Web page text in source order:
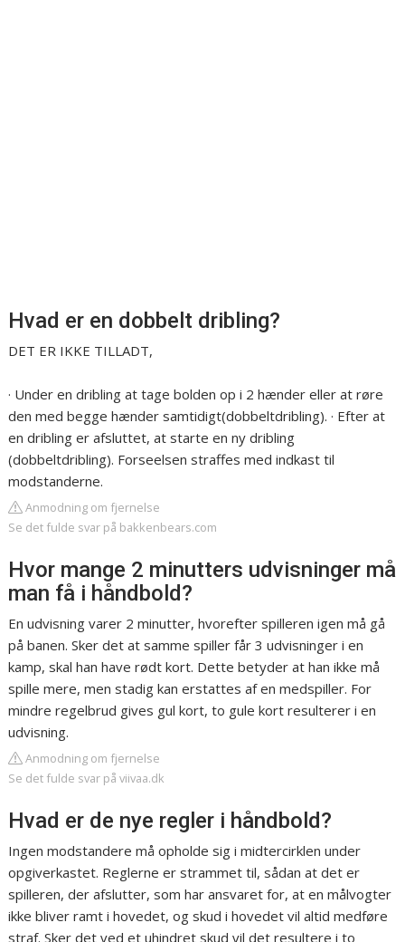
Hvad er en dobbelt dribling?
DET ER IKKE TILLADT,
· Under en dribling at tage bolden op i 2 hænder eller at røre
den med begge hænder samtidigt(dobbeltdribling). · Efter at
en dribling er afsluttet, at starte en ny dribling
(dobbeltdribling). Forseelsen straffes med indkast til
modstanderne.
Anmodning om fjernelse
Se det fulde svar på bakkenbears.com
Hvor mange 2 minutters udvisninger må
man få i håndbold?
En udvisning varer 2 minutter, hvorefter spilleren igen må gå
på banen. Sker det at samme spiller får 3 udvisninger i en
kamp, skal han have rødt kort. Dette betyder at han ikke må
spille mere, men stadig kan erstattes af en medspiller. For
mindre regelbrud gives gul kort, to gule kort resulterer i en
udvisning.
Anmodning om fjernelse
Se det fulde svar på viivaa.dk
Hvad er de nye regler i håndbold?
Ingen modstandere må opholde sig i midtercirklen under
opgiverkastet. Reglerne er strammet til, sådan at det er
spilleren, der afslutter, som har ansvaret for, at en målvogter
ikke bliver ramt i hovedet, og skud i hovedet vil altid medføre
straf. Sker det ved et uhindret skud vil det resultere i to